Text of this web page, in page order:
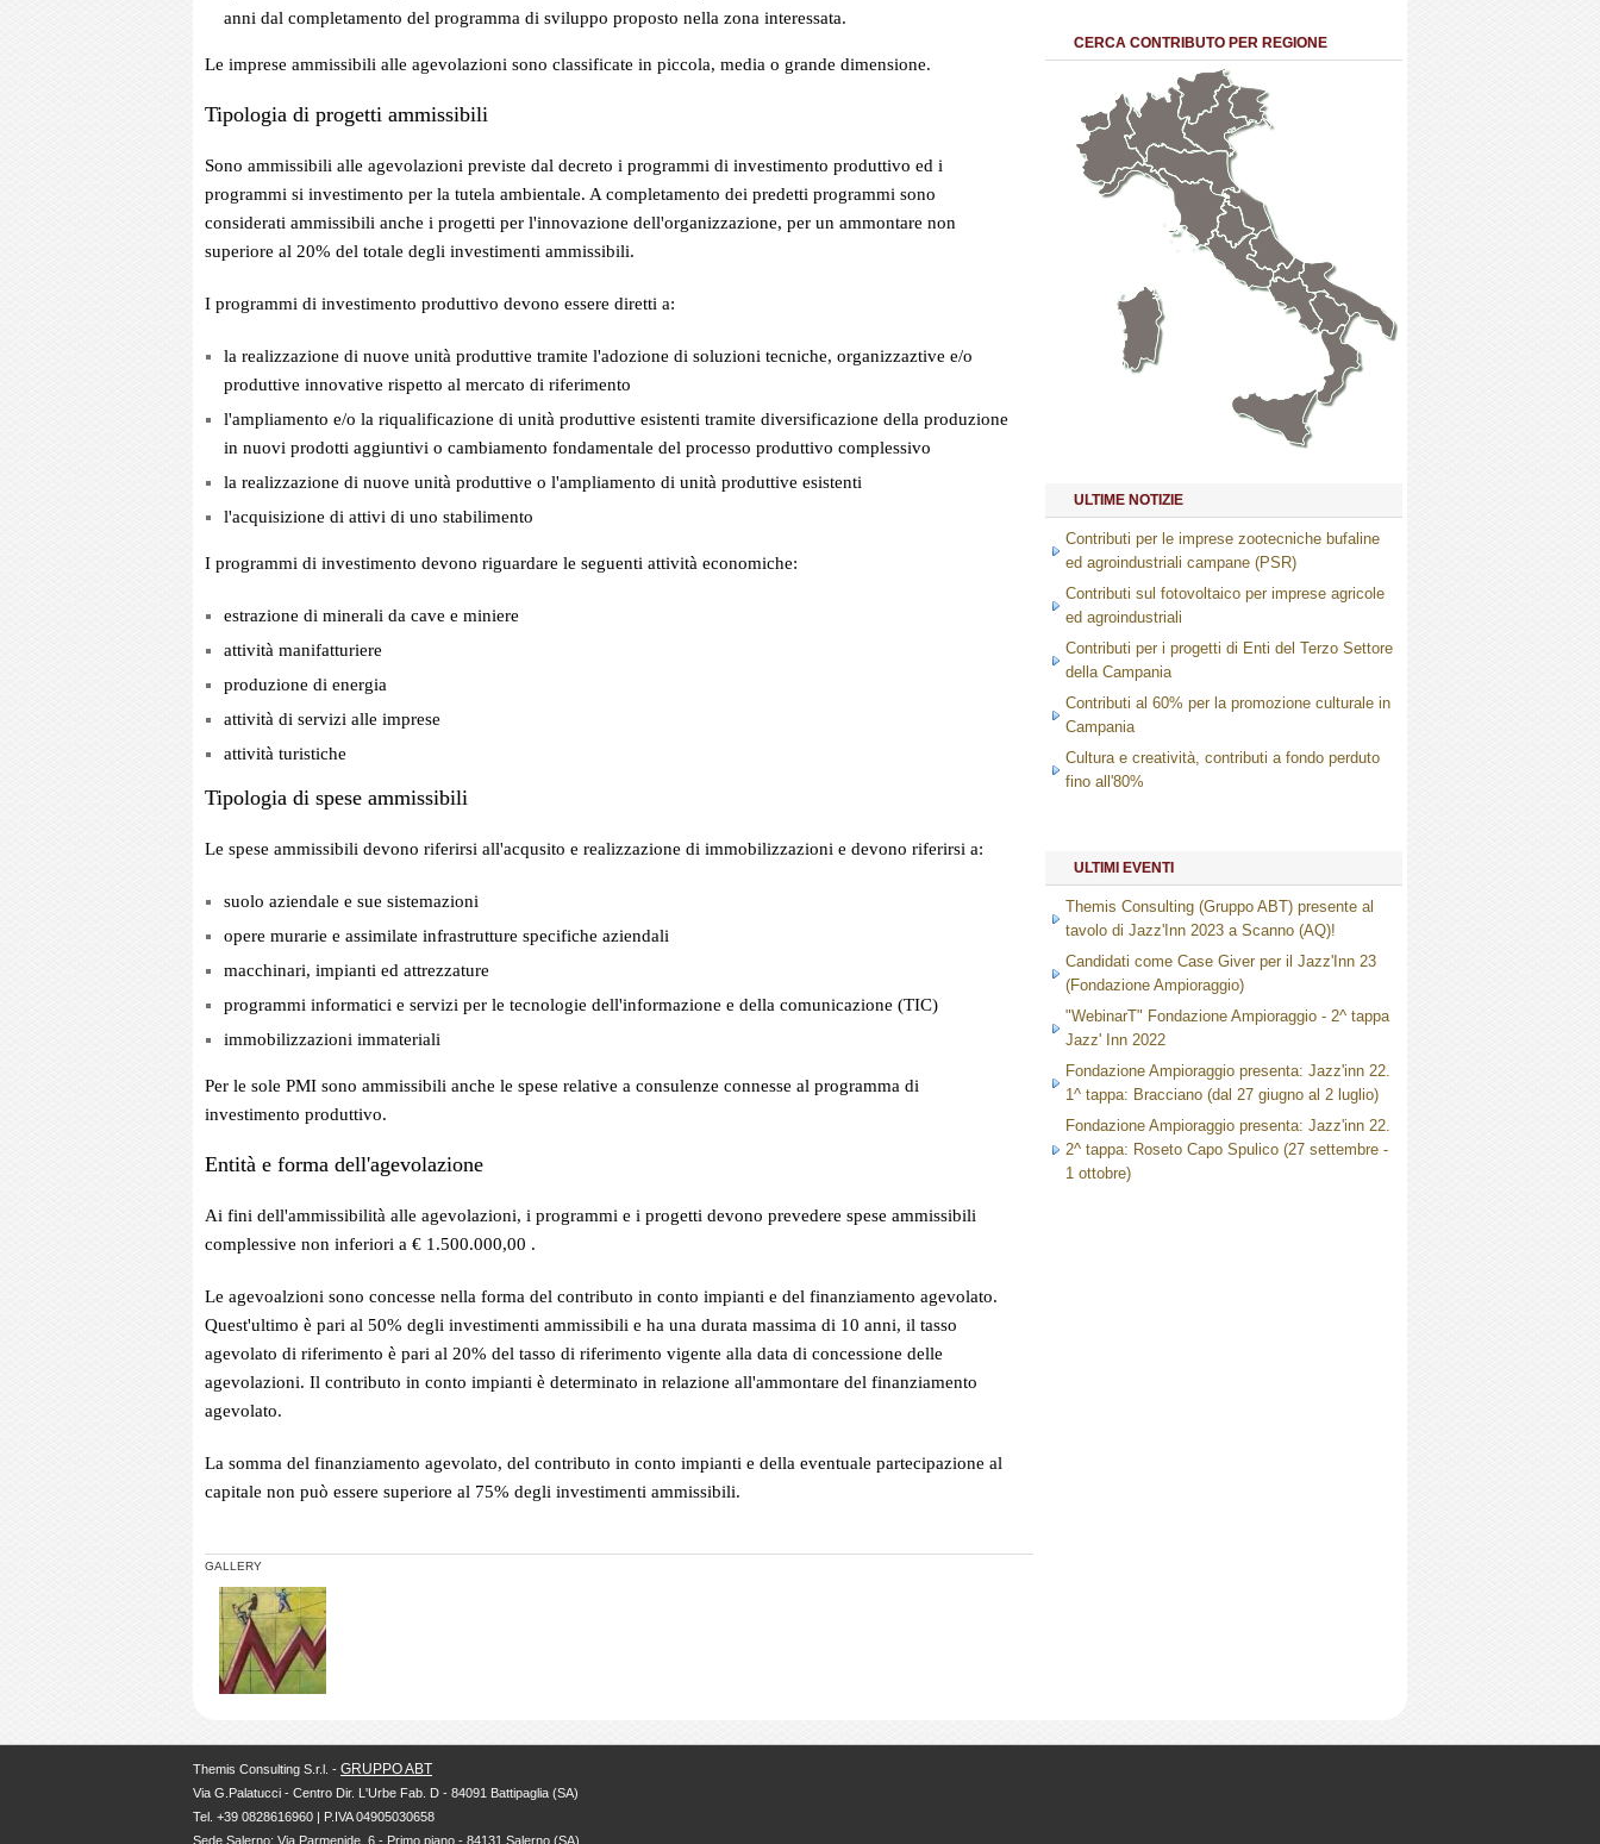
anni dal completamento del programma di sviluppo proposto nella zona interessata.
Le imprese ammissibili alle agevolazioni sono classificate in piccola, media o grande dimensione.
Tipologia di progetti ammissibili
Sono ammissibili alle agevolazioni previste dal decreto i programmi di investimento produttivo ed i
programmi si investimento per la tutela ambientale. A completamento dei predetti programmi sono
considerati ammissibili anche i progetti per l'innovazione dell'organizzazione, per un ammontare non
superiore al 20% del totale degli investimenti ammissibili.
I programmi di investimento produttivo devono essere diretti a:
la realizzazione di nuove unità produttive tramite l'adozione di soluzioni tecniche, organizzaztive e/o
produttive innovative rispetto al mercato di riferimento
l'ampliamento e/o la riqualificazione di unità produttive esistenti tramite diversificazione della produzione
in nuovi prodotti aggiuntivi o cambiamento fondamentale del processo produttivo complessivo
la realizzazione di nuove unità produttive o l'ampliamento di unità produttive esistenti
l'acquisizione di attivi di uno stabilimento
I programmi di investimento devono riguardare le seguenti attività economiche:
estrazione di minerali da cave e miniere
attività manifatturiere
produzione di energia
attività di servizi alle imprese
attività turistiche
Tipologia di spese ammissibili
Le spese ammissibili devono riferirsi all'acqusito e realizzazione di immobilizzazioni e devono riferirsi a:
suolo aziendale e sue sistemazioni
opere murarie e assimilate infrastrutture specifiche aziendali
macchinari, impianti ed attrezzature
programmi informatici e servizi per le tecnologie dell'informazione e della comunicazione (TIC)
immobilizzazioni immateriali
Per le sole PMI sono ammissibili anche le spese relative a consulenze connesse al programma di
investimento produttivo.
Entità e forma dell'agevolazione
Ai fini dell'ammissibilità alle agevolazioni, i programmi e i progetti devono prevedere spese ammissibili
complessive non inferiori a € 1.500.000,00 .
Le agevoalzioni sono concesse nella forma del contributo in conto impianti e del finanziamento agevolato.
Quest'ultimo è pari al 50% degli investimenti ammissibili e ha una durata massima di 10 anni, il tasso
agevolato di riferimento è pari al 20% del tasso di riferimento vigente alla data di concessione delle
agevolazioni. Il contributo in conto impianti è determinato in relazione all'ammontare del finanziamento
agevolato.
La somma del finanziamento agevolato, del contributo in conto impianti e della eventuale partecipazione al
capitale non può essere superiore al 75% degli investimenti ammissibili.
GALLERY
CERCA CONTRIBUTO PER REGIONE
Abruzzo
Basilicata
Emilia Romagna
Friuli
Venezia
Giulia
Lombardia
Marche
Molise
Piemonte
Puglia
Trentino
Adige
Umbria
Valle
d'Aosta
ULTIME NOTIZIE
Contributi per le imprese zootecniche bufaline
ed agroindustriali campane (PSR)
Contributi sul fotovoltaico per imprese agricole
ed agroindustriali
Contributi per i progetti di Enti del Terzo Settore
della Campania
Contributi al 60% per la promozione culturale in
Campania
Cultura e creatività, contributi a fondo perduto
fino all'80%
ULTIMI EVENTI
Themis Consulting (Gruppo ABT) presente al
tavolo di Jazz'Inn 2023 a Scanno (AQ)!
Candidati come Case Giver per il Jazz'Inn 23
(Fondazione Ampioraggio)
"WebinarT" Fondazione Ampioraggio - 2^ tappa
Jazz' Inn 2022
Fondazione Ampioraggio presenta: Jazz'inn 22.
1^ tappa: Bracciano (dal 27 giugno al 2 luglio)
Fondazione Ampioraggio presenta: Jazz'inn 22.
2^ tappa: Roseto Capo Spulico (27 settembre -
1 ottobre)
Themis Consulting S.r.l. - GRUPPO ABT
Via G.Palatucci - Centro Dir. L'Urbe Fab. D - 84091 Battipaglia (SA)
Tel. +39 0828616960 | P.IVA 04905030658
Sede Salerno: Via Parmenide, 6 - Primo piano - 84131 Salerno (SA)